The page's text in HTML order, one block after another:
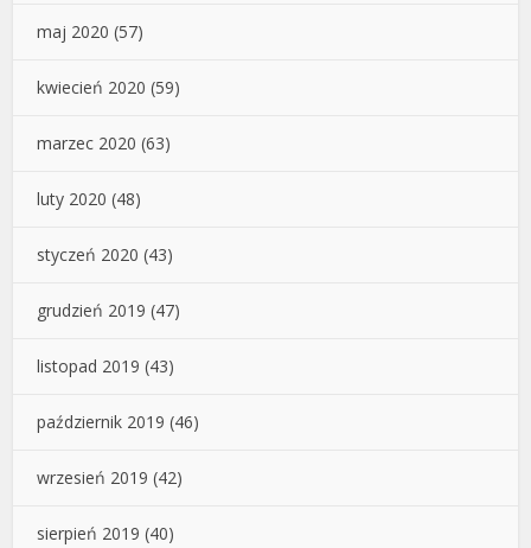
maj 2020 (57)
kwiecień 2020 (59)
marzec 2020 (63)
luty 2020 (48)
styczeń 2020 (43)
grudzień 2019 (47)
listopad 2019 (43)
październik 2019 (46)
wrzesień 2019 (42)
sierpień 2019 (40)